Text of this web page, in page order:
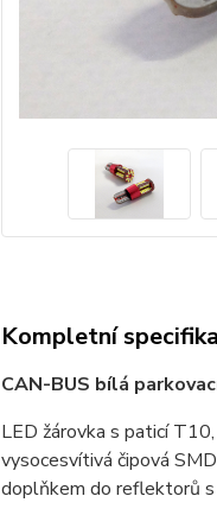
Kompletní
CAN-BUS bílá
LED žárovka s paticí
vysocesvítivá čipová
doplňkem do reflektorů s